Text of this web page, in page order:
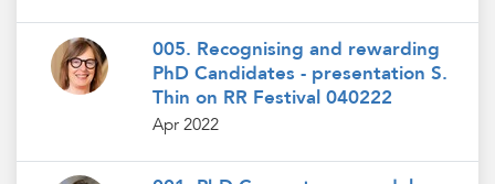
005. Recognising and rewarding
PhD Candidates - presentation S.
Thin on RR Festival 040222
Apr 2022